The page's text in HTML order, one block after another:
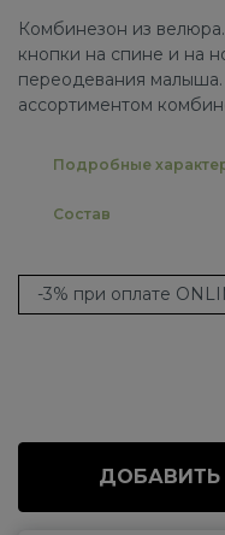
Комбинезон из
кнопки на спине и на
переодевания малыша.
ассортиментом
Подробные
Состав
-3% при оплате
ДОБАВИТЬ